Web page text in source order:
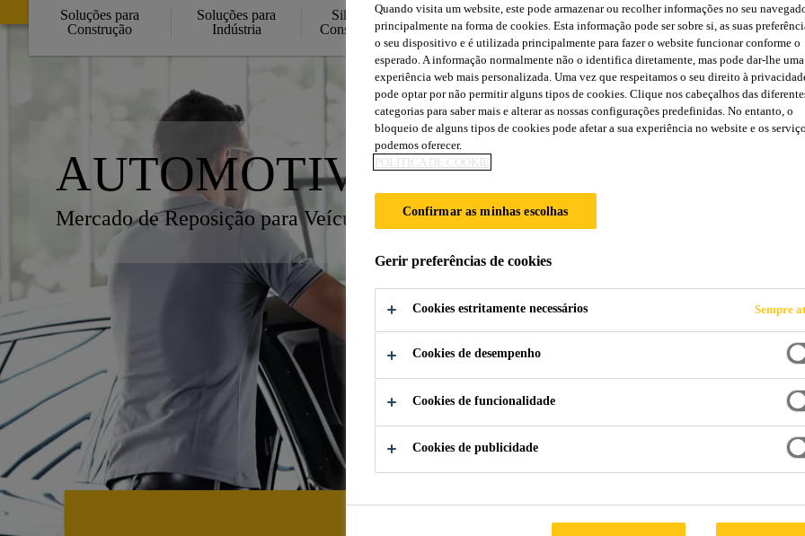
Soluções para
Construção
Soluções para
Indústria
Sika
Consigo
Cidade
Sika
Lojas /
Aplicadores Sika
Transferências
Obras de
Referência
AUTOMOTIVE AFTER-MARKET
Mercado de Reposição para Veículos
Quando visita um website, este pode armazenar ou recolher informações no seu
principalmente na forma de cookies. Esta informação pode ser sobre si, as suas
o seu dispositivo e é utilizada principalmente para fazer o website funcionar conforme o
esperado. A informação normalmente não o identifica diretamente, mas pode dar-lhe uma
experiência web mais personalizada. Uma vez que respeitamos o seu direito à
pode optar por não permitir alguns tipos de cookies. Clique nos cabeçalhos das
categorias para saber mais e alterar as nossas configurações predefinidas. No entanto, o
bloqueio de alguns tipos de cookies pode afetar a sua experiência no website e os
podemos oferecer.
POLÍTICA DE COOKIE
Confirmar as minhas escolhas
Gerir preferências de cookies
Cookies estritamente necessários Sempre
Cookies de desempenho
Cookies de funcionalidade
Cookies de publicidade